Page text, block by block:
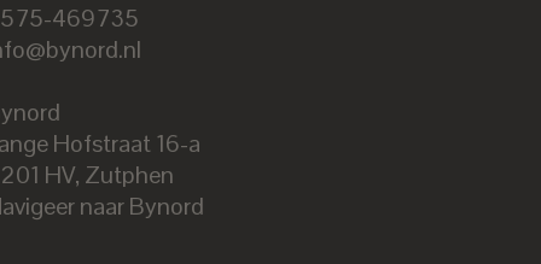
469735
Hofstraat 16-a
HV, Zutphen
naar Bynord